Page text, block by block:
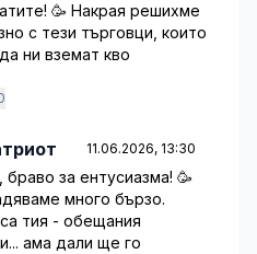
🥳 Накрая решихме
с тези търговци, които
ни вземат кво
11.06.2026, 13:30
за ентусиазма! 🥳
много бързо.
тия - обещания
ама дали ще го